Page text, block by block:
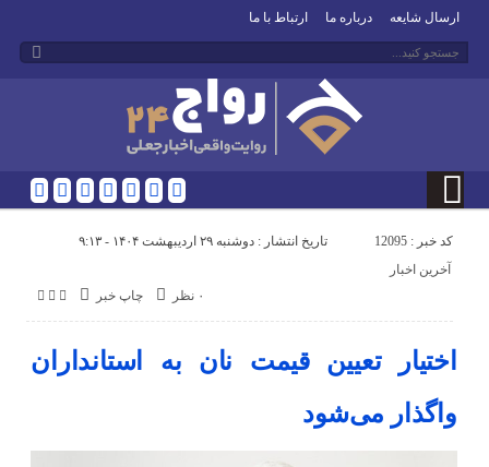
ارسال شایعه درباره ما ارتباط با ما
کد خبر : 12095 تاریخ انتشار : دوشنبه ۲۹ اردیبهشت ۱۴۰۴ - ۹:۱۳
چاپ خبر ۰ نظر
آخرین اخبار
اختیار تعیین قیمت نان به استانداران
واگذار می‌شود